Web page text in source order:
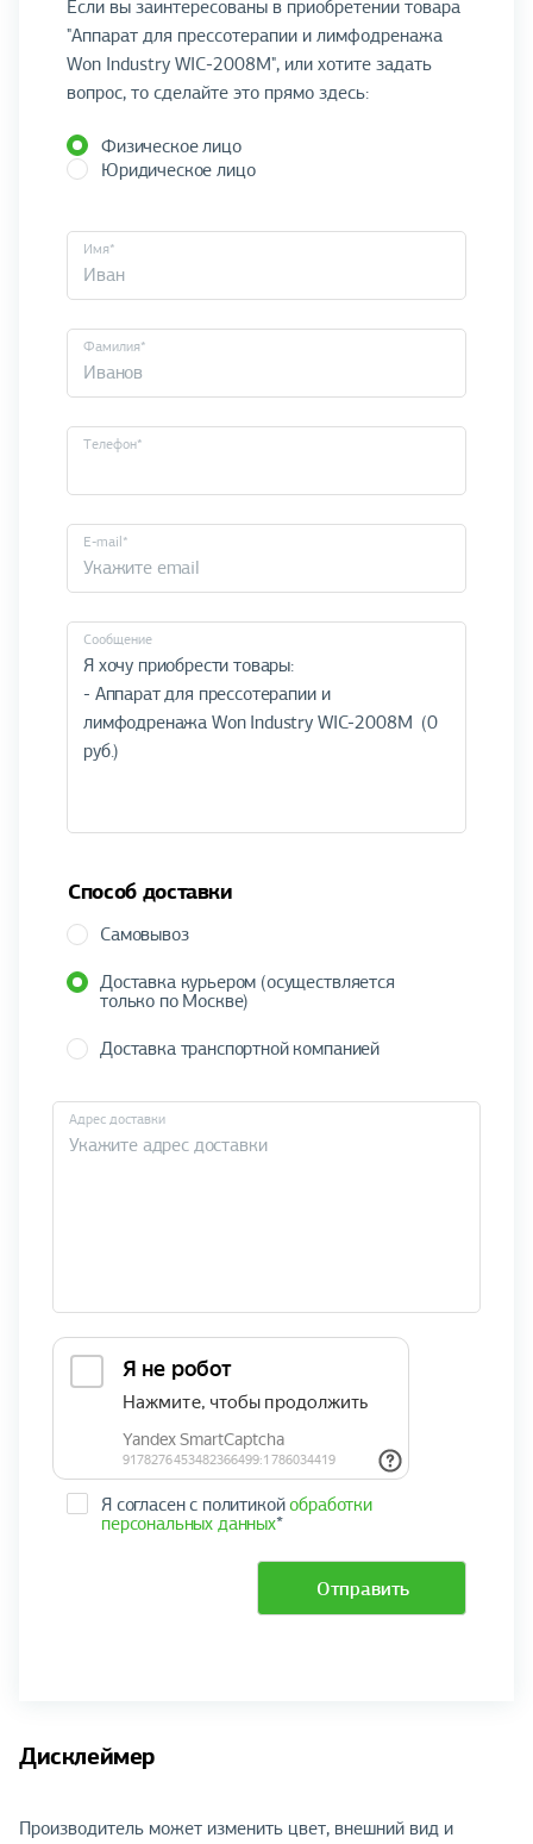
Если вы заинтересованы в приобретении товара
"Аппарат для прессотерапии и лимфодренажа
Won Industry WIC-2008M", или хотите задать
вопрос, то сделайте это прямо здесь:
Физическое лицо
Юридическое лицо
Имя*
Фамилия*
Телефон*
E-mail*
Cообщение
Способ доставки
Самовывоз
Доставка курьером (осуществляется
только по Москве)
Доставка транспортной компанией
Адрес доставки
Я согласен с политикойобработки
персональных данных*
Отправить
Дисклеймер
Производитель может изменить цвет, внешний вид и